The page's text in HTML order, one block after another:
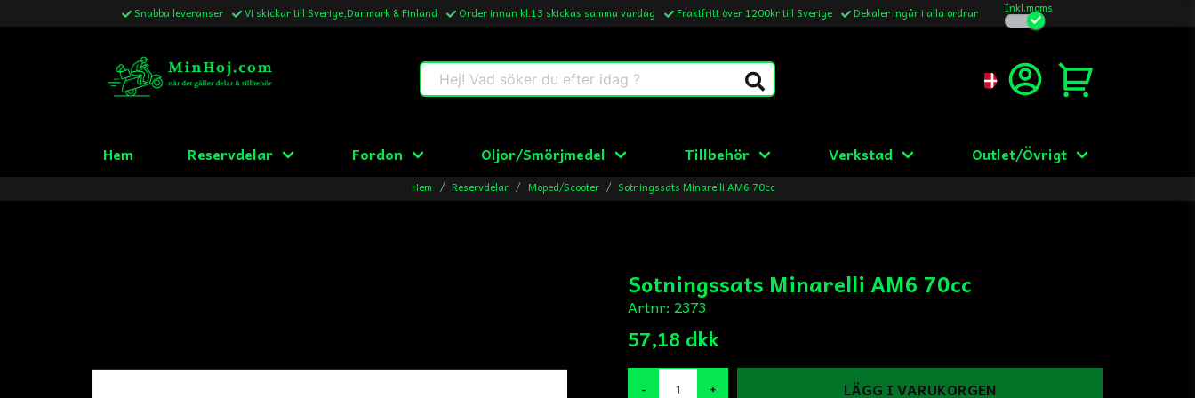
Snabba leveranser Vi skickar till Sverige,Danmark & Finland Order innan kl.13 skickas samma vardag Fraktfritt över 1200kr till Sverige Dekaler ingår i alla ordrar Inkl.moms
Hej! Vad söker du efter idag ?
Hem Reservdelar Fordon Oljor/Smörjmedel Tillbehör Verkstad Outlet/Övrigt
Hem Reservdelar Moped/Scooter Sotningssats Minarelli AM6 70cc
Sotningssats Minarelli AM6 70cc
Artnr: 2373
57,18 dkk
- + LÄGG I VARUKORGEN